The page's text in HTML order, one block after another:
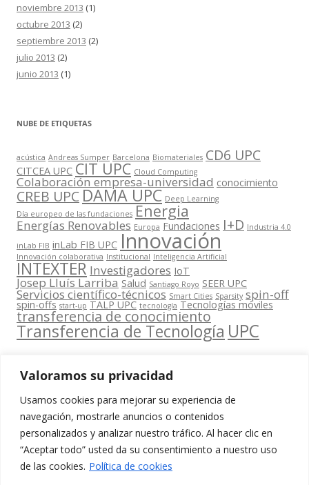
Valoramos su privacidad
Usamos cookies para mejorar su experiencia de
navegación, mostrarle anuncios o contenidos
personalizados y analizar nuestro tráfico. Al hacer clic en
“Aceptar todo” usted da su consentimiento a nuestro uso
de las cookies. Política de cookies
noviembre 2013 (1)
octubre 2013 (2)
septiembre 2013 (2)
julio 2013 (2)
junio 2013 (1)
NUBE DE ETIQUETAS
acústica Andreas Sumper Barcelona Biomateriales CD6 UPC
CITCEA UPC CIT UPC Cloud Computing
Colaboración empresa-universidad conocimiento
CREB UPCDAMA UPC Deep Learning
Día europeo de las fundaciones Energia
Energías Renovables Europa Fundaciones I+D Industria 4.0
inLab FIB inLab FIB UPC Innovación
Innovación colaborativa Institucional Inteligencia Artificial
INTEXTER Investigadores IoT
Josep Lluís Larriba Salud Santiago Royo SEER UPC
Servicios científico-técnicos Smart Cities Sparsity spin-off
spin-offs start-up TALP UPC tecnología Tecnologías móviles
transferencia de conocimiento
Transferencia de Tecnología UPC
Contacta
amb
nosaltres
Edifici
www.cit.upc.edu
Segueix-nos